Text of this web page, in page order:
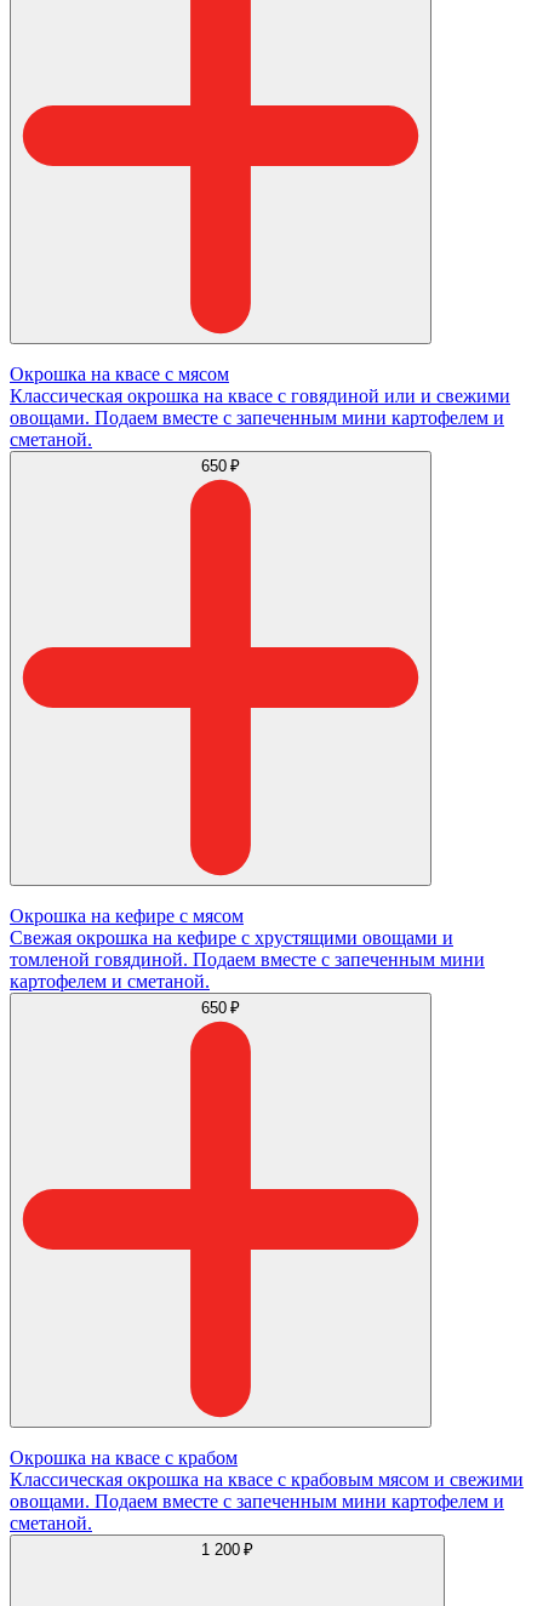
Окрошка на квасе с мясом
Классическая окрошка на квасе с говядиной или и свежими
овощами. Подаем вместе с запеченным мини картофелем и
сметаной.
650 ₽
Окрошка на кефире с мясом
Свежая окрошка на кефире с хрустящими овощами и
томленой говядиной. Подаем вместе с запеченным мини
картофелем и сметаной.
650 ₽
Окрошка на квасе с крабом
Классическая окрошка на квасе с крабовым мясом и свежими
овощами. Подаем вместе с запеченным мини картофелем и
сметаной.
1 200 ₽